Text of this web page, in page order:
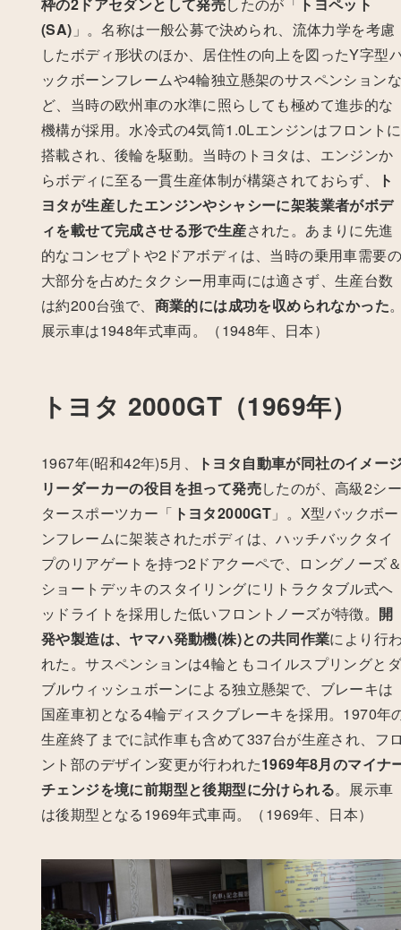
(SA) 」。名称は一般公募で決められ、流体力学を考慮
したボディ形状のほか、居住性の向上を図ったY字型
ックボーンフレームや4輪独立懸架のサスペンションな
ど、当時の欧州車の水準に照らしても極めて進歩的な
機構が採用。水冷式の4気筒1.0Lエンジンはフロントに
搭載され、後輪を駆動。 当時のトヨタは、エンジンか
らボディに至る一貫生産体制が構築されておらず、
ト
ヨタが生産したエンジンやシャシーに架装業者がボデ
ィを載せて完成させる形で生産された。あまりに先進
的なコンセプトや2ドアボディは、当時の乗用車需要の
大部分を占めたタクシー用車両には適さず、生産台数
は約200台強で、 商業的には成功を収められなかった
展示車は1948年式車両。（1948年、日本）
トヨタ 2000GT（1969年）
1967年(昭和42年)5月、
トヨタ自動車が同社のイメー
リーダーカーの役目を担って発売したのが、高級2シー
タースポーツカー「 トヨタ2000GT 」。 X型バックボー
ンフレームに架装されたボディは、ハッチバックタイ
プのリアゲートを持つ2ドアクーペで、ロングノーズ＆
ショートデッキのスタイリングにリトラクタブル式ヘ
ッドライトを採用した低いフロントノーズが特徴。 開
発や製造は、ヤマハ発動機(株)との共同作業により行
れた。サスペンションは4輪ともコイルスプリングとダ
ブルウィッシュボーンによる独立懸架で、ブレーキは
国産車初となる4輪ディスクブレーキを採用。1970年
生産終了までに試作車も含めて337台が生産され、フ
ント部のデザイン変更が行われた1969年8月のマイナ
チェンジを境に前期型と後期型に分けられる。展示車
は後期型となる1969年式車両。（1969年、日本）